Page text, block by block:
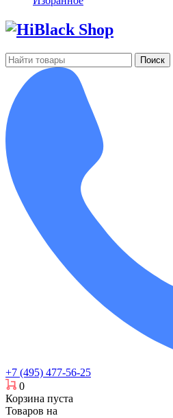
Поиск
+7 (495) 477-56-25
0
Корзина пуста
Товаров на